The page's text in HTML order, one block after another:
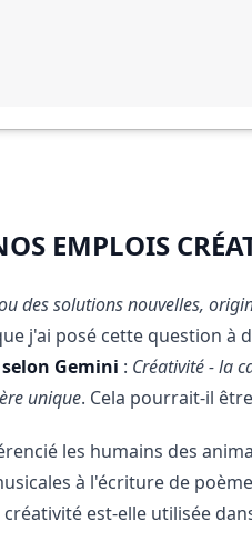
EMPLOIS
des solutions nouvelles,
j'ai posé cette question
Gemini : Créativité - la
unique. Cela pourrait-il
les humains des
à l'écriture de
est-elle utilisée